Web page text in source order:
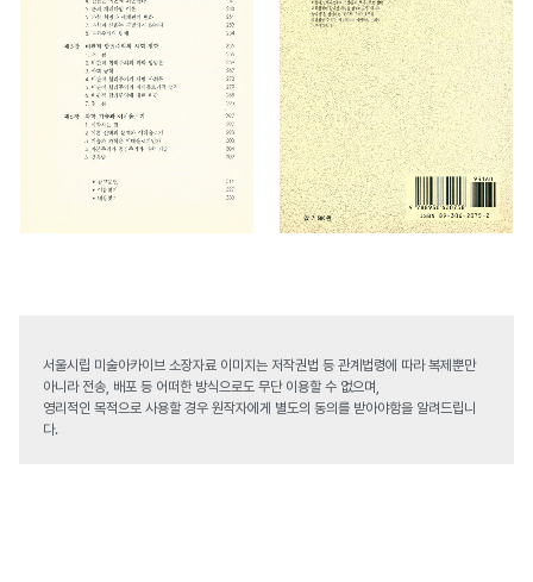
서울시립 미술아카이브 소장자료 이미지는 저작권법 등 관계법령에 따라 복제뿐만
아니라 전송, 배포 등 어떠한 방식으로도 무단 이용할 수 없으며,
영리적인 목적으로 사용할 경우 원작자에게 별도의 동의를 받아야함을 알려드립니
다.